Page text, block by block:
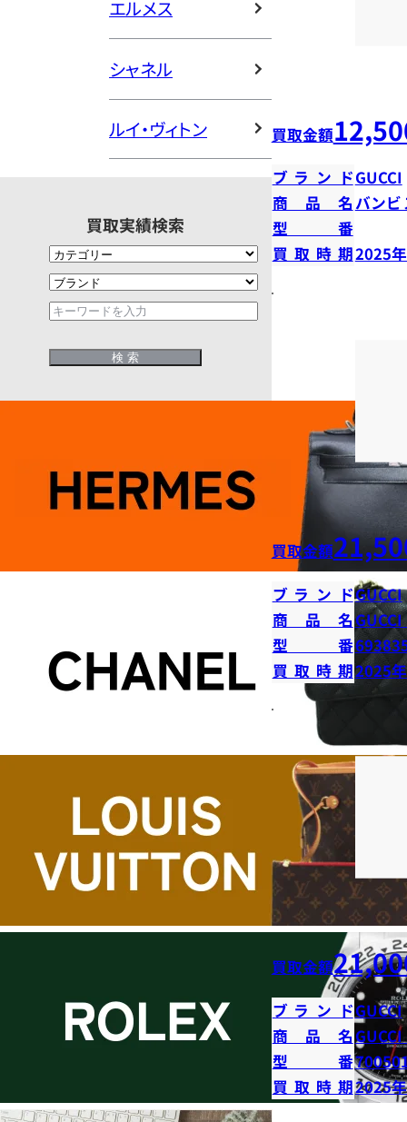
エルメス
シャネル
ルイ・ヴィトン
買取実績検索
買取金額
ブランドGUCCI
商品名バンビ
型番
買取時期2025
買取金額
ブランドGUCCI
商品名
型番
買取時期2025
買取金額
ブランドGUCCI
商品名
型番
買取時期2025